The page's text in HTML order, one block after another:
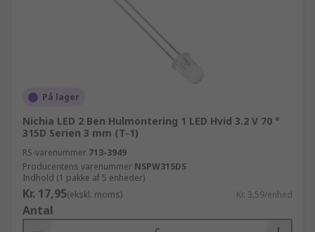
På lager
Nichia LED 2 Ben Hulmontering 1 LED Hvid 3.2 V 70 °
315D Serien 3 mm (T-1)
RS-varenummer 713-3949
Producentens varenummer NSPW315DS
Indhold (1 pakke af 5 enheder)
Kr. 17,95(ekskl. moms) Kr. 3,59/enhed
Antal